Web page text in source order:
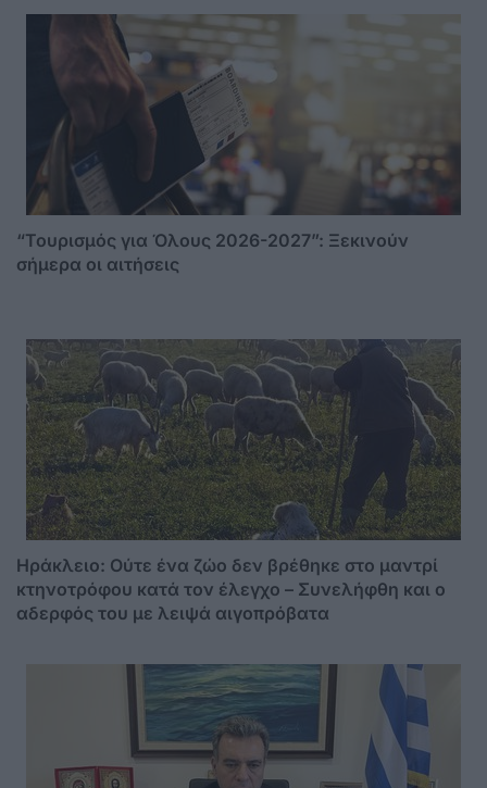
“Τουρισμός για Όλους 2026-2027”: Ξεκινούν
σήμερα οι αιτήσεις
Ηράκλειο: Ούτε ένα ζώο δεν βρέθηκε στο μαντρί
κτηνοτρόφου κατά τον έλεγχο – Συνελήφθη και ο
αδερφός του με λειψά αιγοπρόβατα